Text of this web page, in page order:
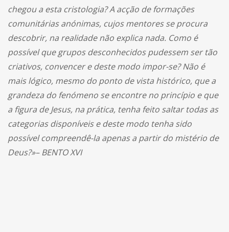
chegou a esta cristologia? A acção de formações
comunitárias anónimas, cujos mentores se procura
descobrir, na realidade não explica nada. Como é
possível que grupos desconhecidos pudessem ser tão
criativos, convencer e deste modo impor-se? Não é
mais lógico, mesmo do ponto de vista histórico, que a
grandeza do fenómeno se encontre no princípio e que
a figura de Jesus, na prática, tenha feito saltar todas as
categorias disponíveis e deste modo tenha sido
possível compreendê-la apenas a partir do mistério de
Deus?»– BENTO XVI